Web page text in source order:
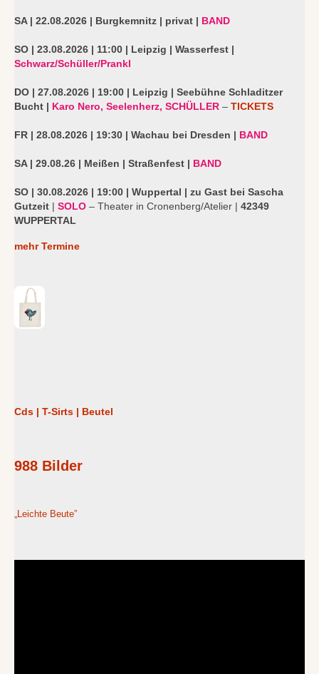
SA | 22.08.2026 | Burgkemnitz | privat | BAND
SO | 23.08.2026 | 11:00 | Leipzig | Wasserfest |
Schwarz/Schüller/Prankl
DO | 27.08.2026 | 19:00 | Leipzig | Seebühne Schladitzer
Bucht | Karo Nero, Seelenherz, SCHÜLLER – TICKETS
FR | 28.08.2026 | 19:30 | Wachau bei Dresden | BAND
SA | 29.08.26 | Meißen | Straßenfest | BAND
SO | 30.08.2026 | 19:00 | Wuppertal | zu Gast bei Sascha
Gutzeit | SOLO – Theater in Cronenberg/Atelier | 42349
WUPPERTAL
mehr Termine
Cds | T-Sirts | Beutel
988 Bilder
„Leichte Beute”